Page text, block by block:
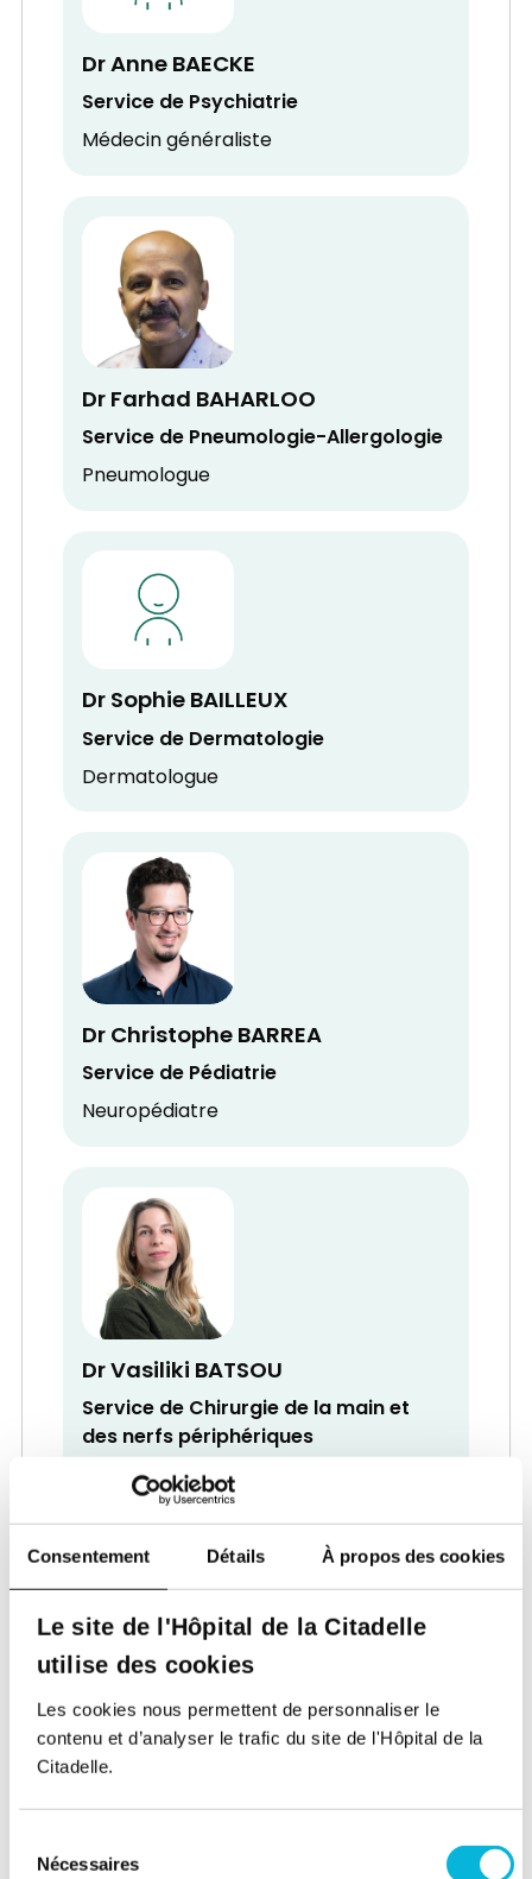
Consentement Détails À propos des cookies
Le site de l'Hôpital de la Citadelle
utilise des cookies
Les cookies nous permettent de personnaliser le
contenu et d’analyser le trafic du site de l'Hôpital de la
Citadelle.
Nécessaires
Dr Anne BAECKE
Service de Psychiatrie
Médecin généraliste
Dr Farhad BAHARLOO
Service de Pneumologie-Allergologie
Pneumologue
Dr Sophie BAILLEUX
Service de Dermatologie
Dermatologue
Dr Christophe BARREA
Service de Pédiatrie
Neuropédiatre
Dr Vasiliki BATSOU
Service de Chirurgie de la main et
des nerfs périphériques
Chirurgien
Dr Jacques BECKERS
Service de Cardiologie
Cardiologue